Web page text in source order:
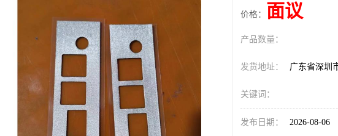
价格： 面议
产品数量：
发货地址： 广东省深圳
关键词：
发布日期： 2026-08-06